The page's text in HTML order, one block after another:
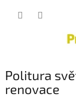
Politura
renovace